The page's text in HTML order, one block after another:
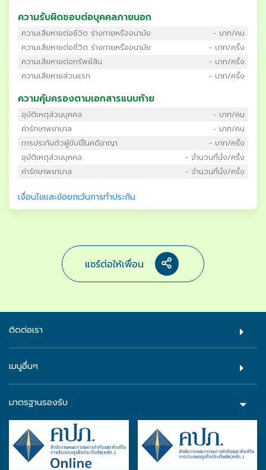
ความรับผิดชอบต่อบุคคลภายนอก
ความเสียหายต่อชีวิต ร่างกายหรืออนามัย
- บาท/คน
ความเสียหายต่อชีวิต ร่างกายหรืออนามัย
- บาท/ครั้ง
ความเสียหายต่อทรัพย์สิน
- บาท/ครั้ง
ความเสียหายส่วนแรก
- บาท/ครั้ง
ความคุ้มครองตามเอกสารแนบท้าย
อุบัติเหตุส่วนบุคคล
- บาท/คน
ค่ารักษาพยาบาล
- บาท/คน
การประกันตัวผู้ขับขี่ในคดีอาญา
- บาท/ครั้ง
อุบัติเหตุส่วนบุคคล
- จำนวนที่นั่ง/ครั้ง
ค่ารักษาพยาบาล
- จำนวนที่นั่ง/ครั้ง
เงื่อนไขและข้อยกเว้นการทำประกัน
แชร์ต่อให้เพื่อน
ติดต่อเรา
เมนูอื่นๆ
มาตรฐานรองรับ